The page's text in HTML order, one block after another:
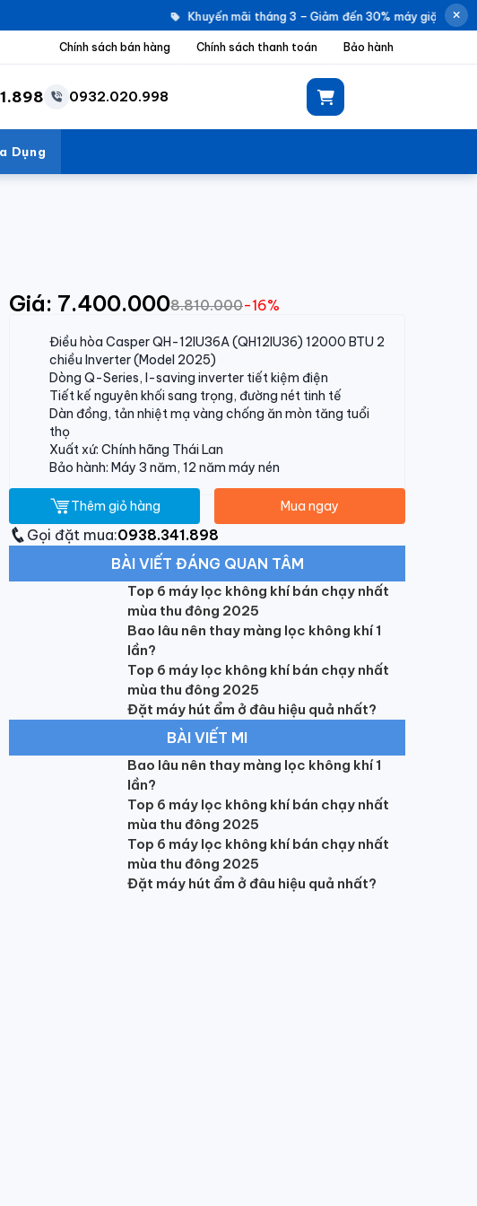
Khuyến mãi tháng 3 – Giảm đến 30% máy giặt
Chính sách bán hàng Chính sách thanh toán Bảo hành
0932.020.998
Dụng
Giá: 7.400.0008.810.000-16%
Điều hòa Casper QH-12IU36A (QH12IU36) 12000 BTU 2
chiều Inverter (Model 2025)
Dòng Q-Series, I-saving inverter tiết kiệm điện
Tiết kế nguyên khối sang trọng, đường nét tinh tế
Dàn đồng, tản nhiệt mạ vàng chống ăn mòn tăng tuổi
thọ
Xuất xứ: Chính hãng Thái Lan
Bảo hành: Máy 3 năm, 12 năm máy nén
Thêm giỏ hàng Mua ngay
Gọi đặt mua:0938.341.898
BÀI VIẾT ĐÁNG QUAN TÂM
Top 6 máy lọc không khí bán chạy nhất
mùa thu đông 2025
Bao lâu nên thay màng lọc không khí 1
lần?
Top 6 máy lọc không khí bán chạy nhất
mùa thu đông 2025
Đặt máy hút ẩm ở đâu hiệu quả nhất?
BÀI VIẾT MI
Bao lâu nên thay màng lọc không khí 1
lần?
Top 6 máy lọc không khí bán chạy nhất
mùa thu đông 2025
Top 6 máy lọc không khí bán chạy nhất
mùa thu đông 2025
Đặt máy hút ẩm ở đâu hiệu quả nhất?